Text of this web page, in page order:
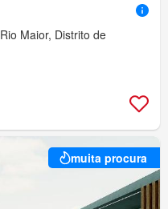
Maior, Distrito de
muita procura